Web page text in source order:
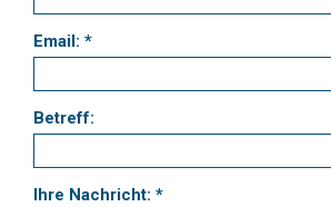
Email: *
Betreff:
Ihre Nachricht: *